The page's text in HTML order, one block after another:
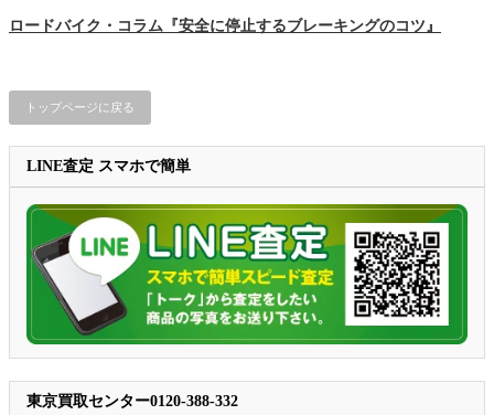
ロードバイク・コラム『安全に停止するブレーキングのコツ』
トップページに戻る
LINE査定 スマホで簡単
東京買取センター0120-388-332